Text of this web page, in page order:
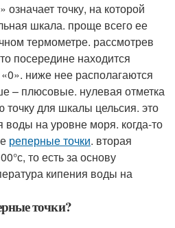
точку, на которой
шкала. проще всего ее
термометре. рассмотрев
посередине находится
ниже нее располагаются
– плюсовые. нулевая отметка
точку для шкалы цельсия. это
воды на уровне моря. когда-то
реперные точки. вторая
то есть за основу
кипения воды на
точки?